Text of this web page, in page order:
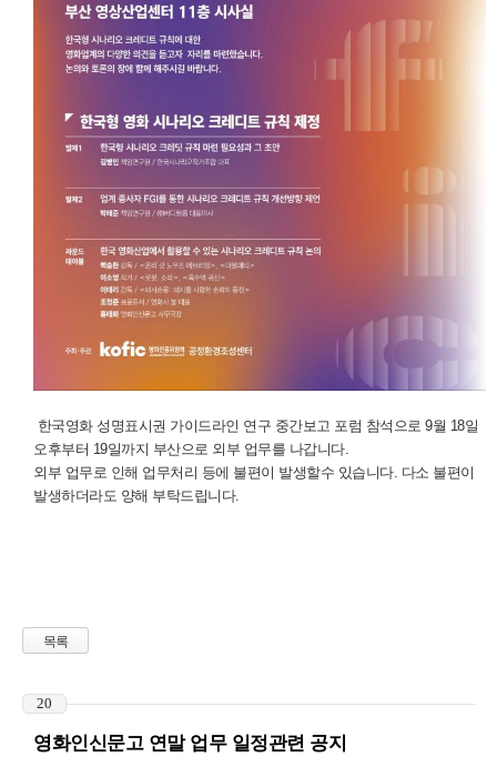
한국영화 성명표시권 가이드라인 연구 중간보고 포럼 참석으로 9월 18일
오후부터 19일까지 부산으로 외부 업무를 나갑니다.
외부 업무로 인해 업무처리 등에 불편이 발생할수 있습니다. 다소 불편이
발생하더라도 양해 부탁드립니다.
목록
20
영화인신문고 연말 업무 일정관련 공지